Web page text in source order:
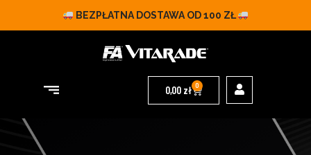
BEZPŁATNA DOSTAWA OD 100 ZŁ
0,00 zł 0